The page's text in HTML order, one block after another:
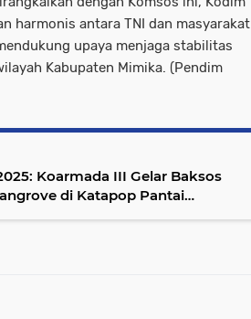
harmonis antara TNI dan masyarakat
upaya menjaga stabilitas
Kabupaten Mimika. (Pendim
Koarmada III Gelar Baksos
di Katapop Pantai